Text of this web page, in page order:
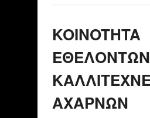
KOINOTHTA
ΑΧΑΡΝΩΝ